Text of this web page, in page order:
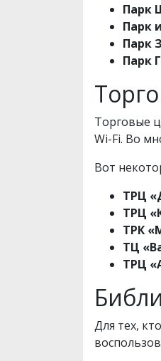
Парк
Парк
Парк
Парк
Торговые
Wi-Fi. Во
Вот
ТРЦ
ТРЦ
ТРК
ТЦ
ТРЦ
Для тех,